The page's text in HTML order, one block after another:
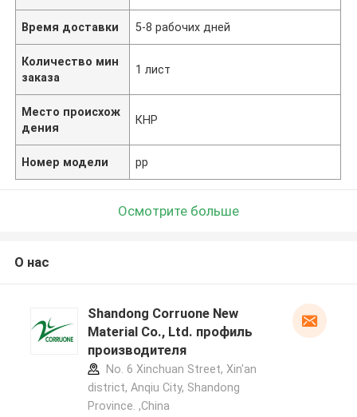
Время доставки 5-8 рабочих дней
Количество мин
заказа
1 лист
Место происхож
дения
КНР
Номер модели pp
Осмотрите больше
О нас
Shandong Corruone New
Material Co., Ltd. профиль
производителя
No. 6 Xinchuan Street, Xin'an
district, Anqiu City, Shandong
Province. ,China